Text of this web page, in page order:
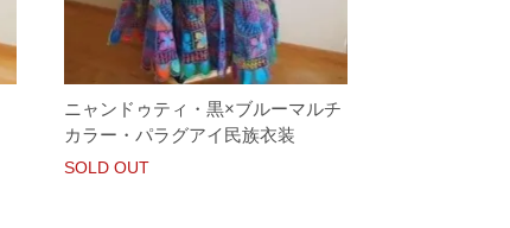
ニャンドゥティ・黒×ブルーマルチ
カラー・パラグアイ民族衣装
SOLD OUT